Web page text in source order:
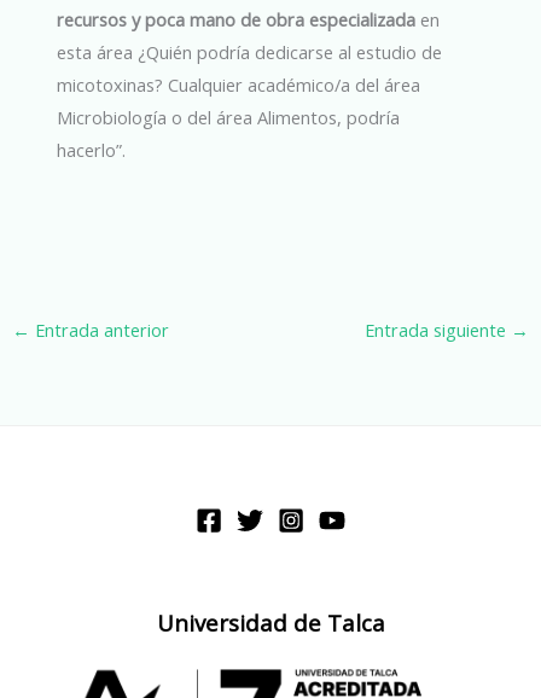
recursos y poca mano de obra especializada en
esta área ¿Quién podría dedicarse al estudio de
micotoxinas? Cualquier académico/a del área
Microbiología o del área Alimentos, podría
hacerlo”.
← Entrada anterior Entrada siguiente →
Universidad de Talca